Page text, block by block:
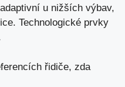
u nižších výbav,
Technologické prvky
řidiče, zda